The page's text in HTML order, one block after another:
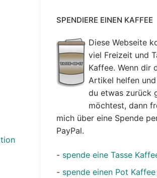
SPENDIERE EINEN KAFFEE
Diese Webseite
viel Freizeit und
Kaffee. Wenn dir
Artikel helfen
du etwas zurück
möchtest, dann
mich über eine Spende
PayPal.
- spende eine Tasse
- spende einen Pot